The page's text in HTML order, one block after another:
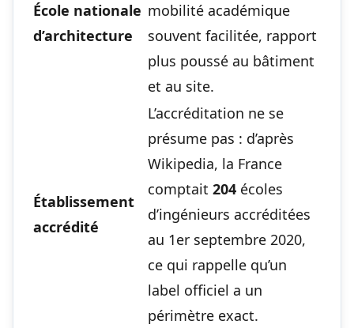
École nationale
d’architecture
mobilité académique
souvent facilitée, rapport
plus poussé au bâtiment
et au site.
Établissement
accrédité
L’accréditation ne se
présume pas : d’après
Wikipedia, la France
comptait 204 écoles
d’ingénieurs accréditées
au 1er septembre 2020,
ce qui rappelle qu’un
label officiel a un
périmètre exact.